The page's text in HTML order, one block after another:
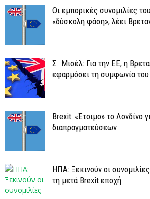
Οι εμπορικές συνομιλίες
«δύσκολη φάση», λέει
Σ. Μισέλ: Για την ΕΕ, η
εφαρμόσει τη συμφωνία
Brexit: «Έτοιμο» το Λονδίνο
διαπραγματεύσεων
ΗΠΑ: Ξεκινούν οι
τη μετά Brexit εποχή